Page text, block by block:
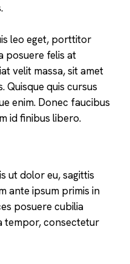
leo eget, porttitor
posuere felis at
velit massa, sit amet
Quisque quis cursus
enim. Donec faucibus
id finibus libero.
ut dolor eu, sagittis
ante ipsum primis in
posuere cubilia
tempor, consectetur